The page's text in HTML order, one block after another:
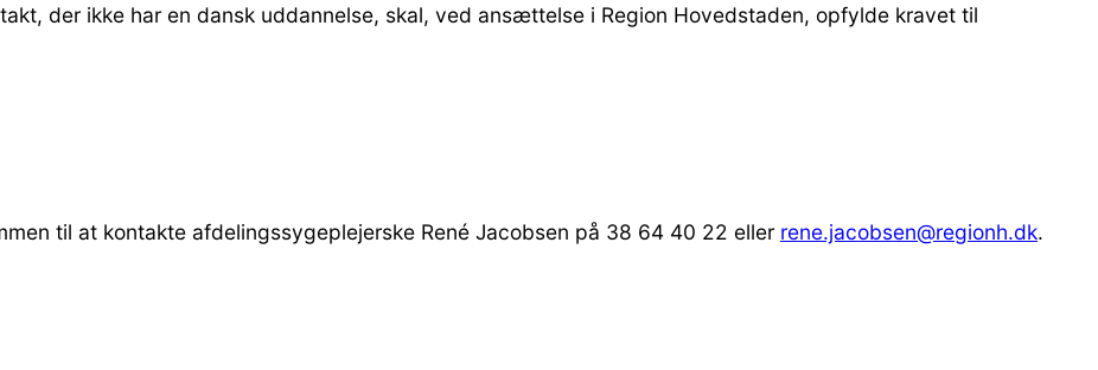
der ikke har en dansk uddannelse, skal, ved ansættelse i Region Hovedstaden, opfylde kravet til
til at kontakte afdelingssygeplejerske René Jacobsen på 38 64 40 22 eller rene.jacobsen@regionh.dk.